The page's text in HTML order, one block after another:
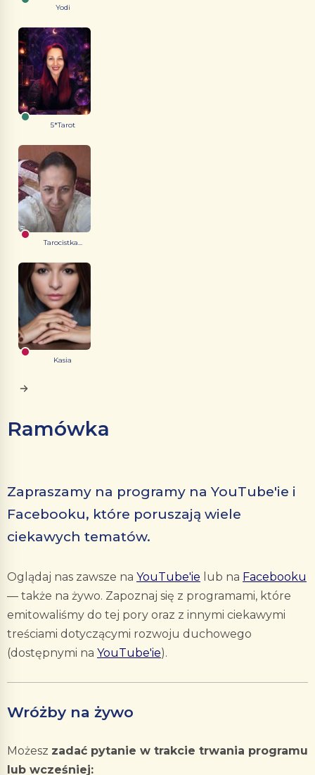
Yodi
5*Tarot
Tarocistka...
Kasia
Ramówka
Zapraszamy na programy na YouTube'ie i
Facebooku, które poruszają wiele
ciekawych tematów.
Oglądaj nas zawsze na YouTube'ie lub na Facebooku
— także na żywo. Zapoznaj się z programami, które
emitowaliśmy do tej pory oraz z innymi ciekawymi
treściami dotyczącymi rozwoju duchowego
(dostępnymi na YouTube'ie).
Wróżby na żywo
Możesz zadać pytanie w trakcie trwania programu
lub wcześniej: